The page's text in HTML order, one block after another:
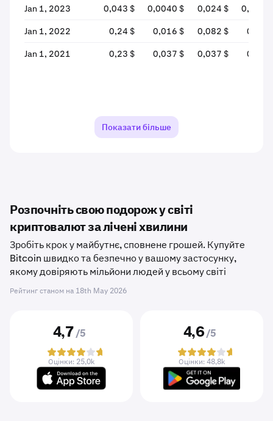
Jan 1, 2023 0,043 $ 0,0040 $ 0,024 $ 0,0098
Jan 1, 2022 0,24 $ 0,016 $ 0,082 $ 0,024
Jan 1, 2021 0,23 $ 0,037 $ 0,037 $ 0,084
Показати більше
Розпочніть свою подорож у світі
криптовалют за лічені хвилини
Зробіть крок у майбутнє, сповнене грошей. Купуйте
Bitcoin швидко та безпечно у вашому застосунку,
якому довіряють мільйони людей у ​​всьому світі
Рейтинг станом на 18th May 2026
4,7 /5
Оцінки: 25,0k
4,6 /5
Оцінки: 48,8k